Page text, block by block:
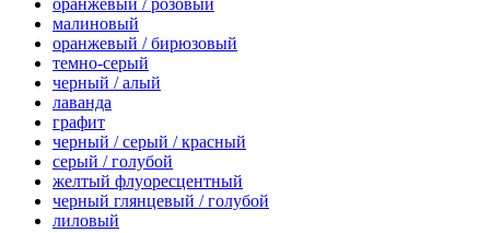
оранжевый / розовый
малиновый
оранжевый / бирюзовый
темно-серый
черный / алый
лаванда
графит
черный / серый / красный
серый / голубой
желтый флуоресцентный
черный глянцевый / голубой
лиловый